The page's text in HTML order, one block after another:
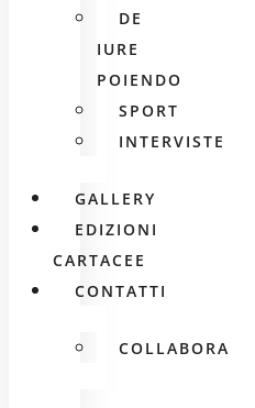
DE
IURE
POIENDO
SPORT
INTERVISTE
GALLERY
EDIZIONI
CARTACEE
CONTATTI
COLLABORA